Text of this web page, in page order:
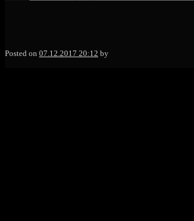
Posted on 07.12.2017 20:12 by